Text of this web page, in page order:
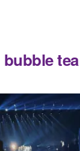
bubble tea